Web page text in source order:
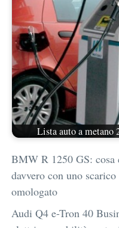
Lista auto a metano
BMW R 1250 GS: cosa
davvero con uno
omologato
Audi Q4 e-Tron 40